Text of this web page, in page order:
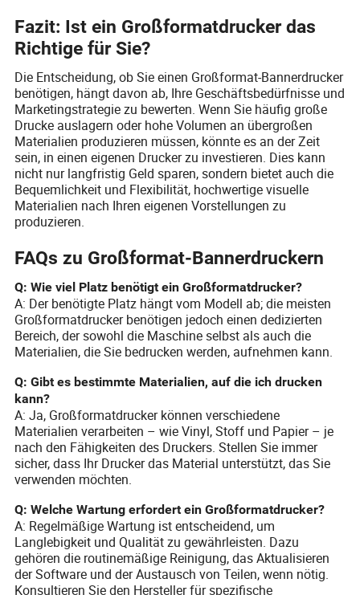
Fazit: Ist ein Großformatdrucker das
Richtige für Sie?
Die Entscheidung, ob Sie einen Großformat-Bannerdrucker
benötigen, hängt davon ab, Ihre Geschäftsbedürfnisse und
Marketingstrategie zu bewerten. Wenn Sie häufig große
Drucke auslagern oder hohe Volumen an übergroßen
Materialien produzieren müssen, könnte es an der Zeit
sein, in einen eigenen Drucker zu investieren. Dies kann
nicht nur langfristig Geld sparen, sondern bietet auch die
Bequemlichkeit und Flexibilität, hochwertige visuelle
Materialien nach Ihren eigenen Vorstellungen zu
produzieren.
FAQs zu Großformat-Bannerdruckern
Q: Wie viel Platz benötigt ein Großformatdrucker?
A: Der benötigte Platz hängt vom Modell ab; die meisten
Großformatdrucker benötigen jedoch einen dedizierten
Bereich, der sowohl die Maschine selbst als auch die
Materialien, die Sie bedrucken werden, aufnehmen kann.
Q: Gibt es bestimmte Materialien, auf die ich drucken
kann?
A: Ja, Großformatdrucker können verschiedene
Materialien verarbeiten – wie Vinyl, Stoff und Papier – je
nach den Fähigkeiten des Druckers. Stellen Sie immer
sicher, dass Ihr Drucker das Material unterstützt, das Sie
verwenden möchten.
Q: Welche Wartung erfordert ein Großformatdrucker?
A: Regelmäßige Wartung ist entscheidend, um
Langlebigkeit und Qualität zu gewährleisten. Dazu
gehören die routinemäßige Reinigung, das Aktualisieren
der Software und der Austausch von Teilen, wenn nötig.
Konsultieren Sie den Hersteller für spezifische